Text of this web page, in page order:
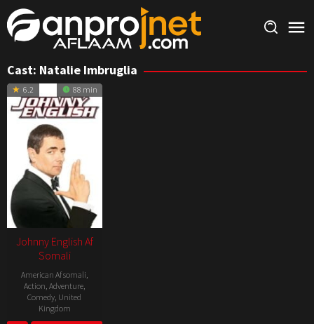
Skip
to
content
Cast: Natalie Imbruglia
6.2 88 min
Johnny English Af
Somali
American Af somali
Action Adventure,
Comedy United
Kingdom